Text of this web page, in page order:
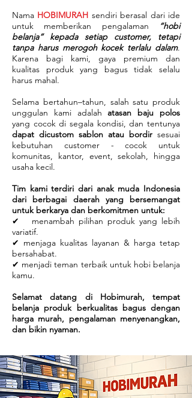
Nama HOBIMURAH sendiri berasal dari ide
untuk memberikan pengalaman
“hobi
belanja” kepada setiap customer, tetapi
tanpa harus merogoh kocek terlalu dalam.
Karena bagi kami, gaya premium dan
kualitas produk yang bagus tidak selalu
harus mahal.
Selama bertahun–tahun, salah satu produk
unggulan kami adalahatasan baju polos
yang cocok di segala kondisi, dan tentunya
dapat dicustom sablon atau bordir sesuai
kebutuhan customer - cocok untuk
komunitas, kantor, event, sekolah, hingga
usaha kecil.
Tim kami terdiri dari anak muda Indonesia
dari berbagai daerah yang bersemangat
untuk berkarya dan berkomitmen untuk:
✔ menambah pilihan produk yang lebih
variatif.
✔ menjaga kualitas layanan & harga tetap
bersahabat.
✔ menjadi teman terbaik untuk hobi belanja
kamu.
Selamat datang di Hobimurah, tempat
belanja produk berkualitas bagus dengan
harga murah, pengalaman menyenangkan,
dan bikin nyaman.